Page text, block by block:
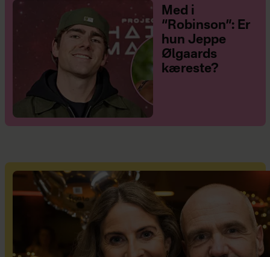
Med i
“Robinson”: Er
hun Jeppe
Ølgaards
kæreste?